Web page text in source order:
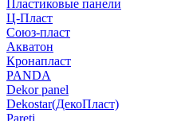
Пластиковые панели
Ц-Пласт
Союз-пласт
Акватон
Кронапласт
PANDA
Dekor panel
Dekostar(ДекоПласт)
Pareti